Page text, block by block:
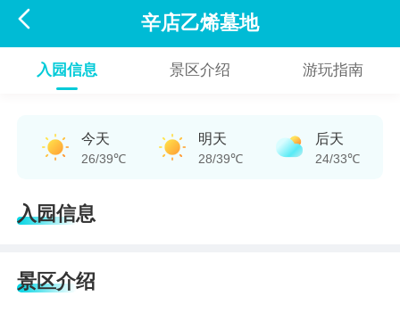
 辛店乙烯墓地
入园信息 景区介绍 游玩指南
今天
26/39℃
明天
28/39℃
后天
24/33℃
入园信息
景区介绍